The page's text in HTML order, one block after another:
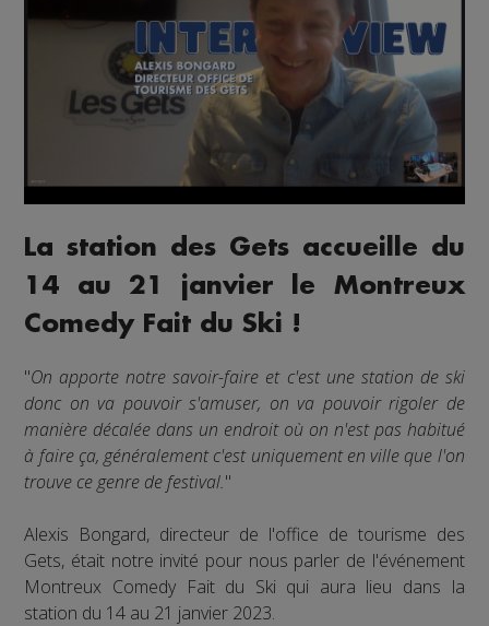
La station des Gets accueille du
14 au 21 janvier le Montreux
Comedy Fait du Ski !
"On apporte notre savoir-faire et c'est une station de ski
donc on va pouvoir s'amuser, on va pouvoir rigoler de
manière décalée dans un endroit où on n'est pas habitué
à faire ça, généralement c'est uniquement en ville que l'on
trouve ce genre de festival."
Alexis Bongard, directeur de l'office de tourisme des
Gets, était notre invité pour nous parler de l'événement
Montreux Comedy Fait du Ski qui aura lieu dans la
station du 14 au 21 janvier 2023.